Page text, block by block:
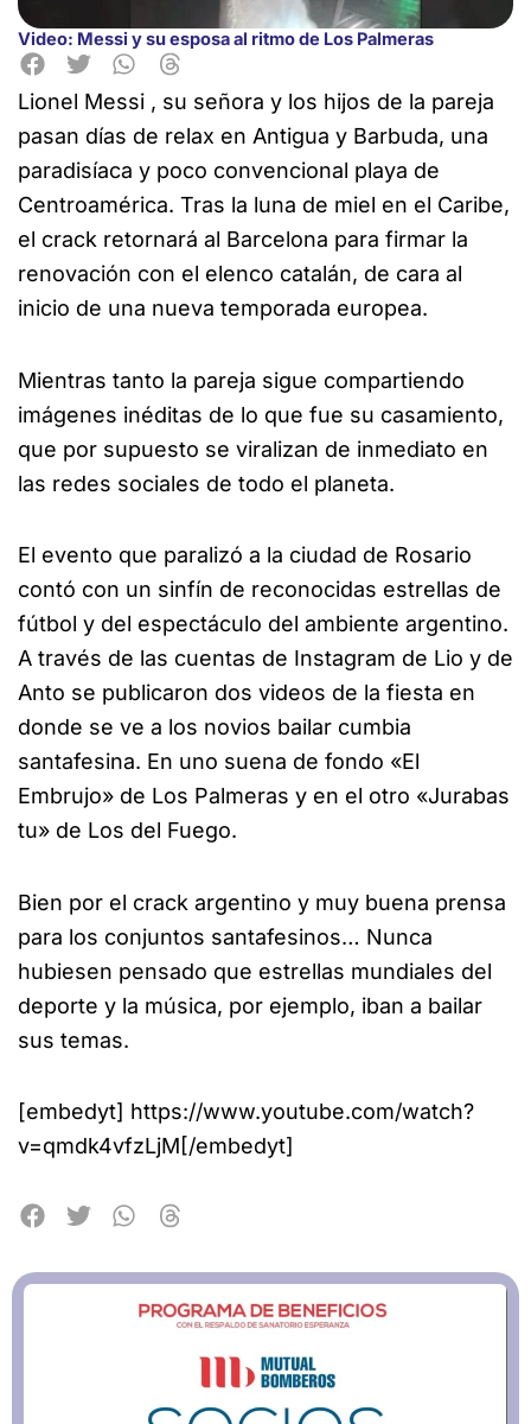
Video: Messi y su esposa al ritmo de Los Palmeras
Lionel Messi , su señora y los hijos de la pareja
pasan días de relax en Antigua y Barbuda, una
paradisíaca y poco convencional playa de
Centroamérica. Tras la luna de miel en el Caribe,
el crack retornará al Barcelona para firmar la
renovación con el elenco catalán, de cara al
inicio de una nueva temporada europea.
Mientras tanto la pareja sigue compartiendo
imágenes inéditas de lo que fue su casamiento,
que por supuesto se viralizan de inmediato en
las redes sociales de todo el planeta.
El evento que paralizó a la ciudad de Rosario
contó con un sinfín de reconocidas estrellas de
fútbol y del espectáculo del ambiente argentino.
A través de las cuentas de Instagram de Lio y de
Anto se publicaron dos videos de la fiesta en
donde se ve a los novios bailar cumbia
santafesina. En uno suena de fondo «El
Embrujo» de Los Palmeras y en el otro «Jurabas
tu» de Los del Fuego.
Bien por el crack argentino y muy buena prensa
para los conjuntos santafesinos… Nunca
hubiesen pensado que estrellas mundiales del
deporte y la música, por ejemplo, iban a bailar
sus temas.
[embedyt] https://www.youtube.com/watch?
v=qmdk4vfzLjM[/embedyt]